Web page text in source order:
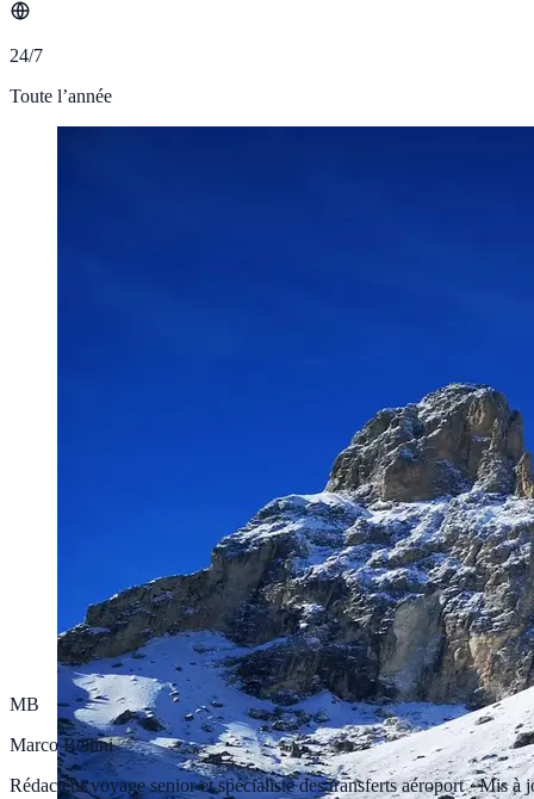
24/7
Toute l’année
MB
Marco Bellini
Rédacteur voyage senior et spécialiste des transferts aéroport·Mis à